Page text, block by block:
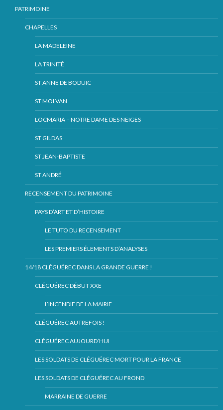
PATRIMOINE
CHAPELLES
LA MADELEINE
LA TRINITÉ
ST ANNE DE BODUIC
ST MOLVAN
LOCMARIA – NOTRE DAME DES NEIGES
ST GILDAS
ST JEAN-BAPTISTE
ST ANDRÉ
RECENSEMENT DU PATRIMOINE
PAYS D’ART ET D’HISTOIRE
LE TUTO DU RECENSEMENT
LES PREMIERS ÉLEMENTS D’ANALYSES
14/18 CLÉGUÉREC DANS LA GRANDE GUERRE !
CLÉGUÉREC DÉBUT XXE
L’INCENDIE DE LA MAIRIE
CLÉGUÉREC AUTREFOIS !
CLÉGUÉREC AUJOURD’HUI
LES SOLDATS DE CLÉGUÉREC MORT POUR LA FRANCE
LES SOLDATS DE CLÉGUÉREC AU FROND
MARRAINE DE GUERRE